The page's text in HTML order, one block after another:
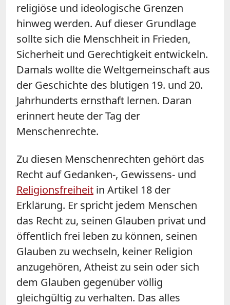
religiöse und ideologische Grenzen
hinweg werden. Auf dieser Grundlage
sollte sich die Menschheit in Frieden,
Sicherheit und Gerechtigkeit entwickeln.
Damals wollte die Weltgemeinschaft aus
der Geschichte des blutigen 19. und 20.
Jahrhunderts ernsthaft lernen. Daran
erinnert heute der Tag der
Menschenrechte.
Zu diesen Menschenrechten gehört das
Recht auf Gedanken-, Gewissens- und
Religionsfreiheit in Artikel 18 der
Erklärung. Er spricht jedem Menschen
das Recht zu, seinen Glauben privat und
öffentlich frei leben zu können, seinen
Glauben zu wechseln, keiner Religion
anzugehören, Atheist zu sein oder sich
dem Glauben gegenüber völlig
gleichgültig zu verhalten. Das alles